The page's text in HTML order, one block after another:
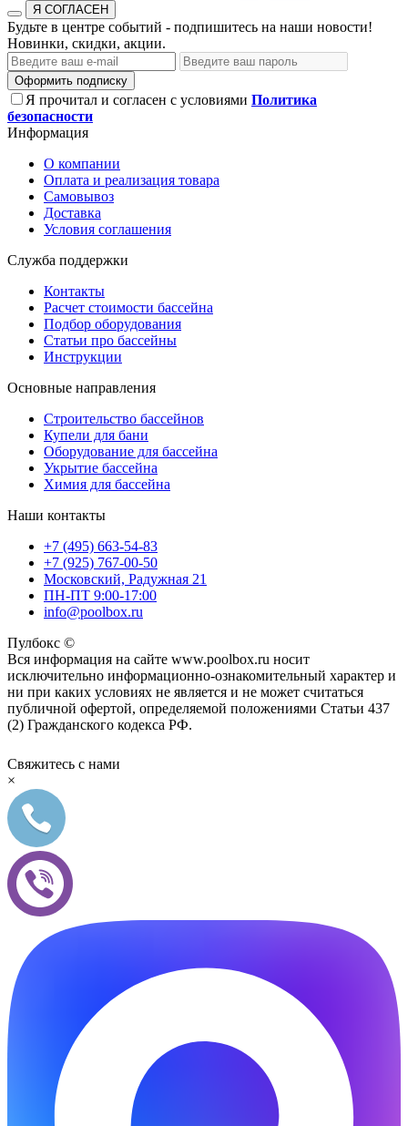
Я СОГЛАСЕН
Будьте в центре событий - подпишитесь на наши новости!
Новинки, скидки, акции.
Оформить подписку
Я прочитал и согласен с условиями Политика
безопасности
Информация
О компании
Оплата и реализация товара
Самовывоз
Доставка
Условия соглашения
Служба поддержки
Контакты
Расчет стоимости бассейна
Подбор оборудования
Статьи про бассейны
Инструкции
Основные направления
Строительство бассейнов
Купели для бани
Оборудование для бассейна
Укрытие бассейна
Химия для бассейна
Наши контакты
+7 (495) 663-54-83
+7 (925) 767-00-50
Московский, Радужная 21
ПН-ПТ 9:00-17:00
info@poolbox.ru
Пулбокс ©
Вся информация на сайте www.poolbox.ru носит
исключительно информационно-ознакомительный характер и
ни при каких условиях не является и не может считаться
публичной офертой, определяемой положениями Статьи 437
(2) Гражданского кодекса РФ.
Свяжитесь с нами
×